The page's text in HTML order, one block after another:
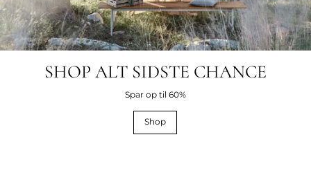
SHOP ALT SIDSTE CHANCE
Spar op til 60%
Shop